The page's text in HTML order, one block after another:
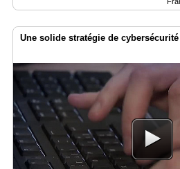
Une solide stratégie de